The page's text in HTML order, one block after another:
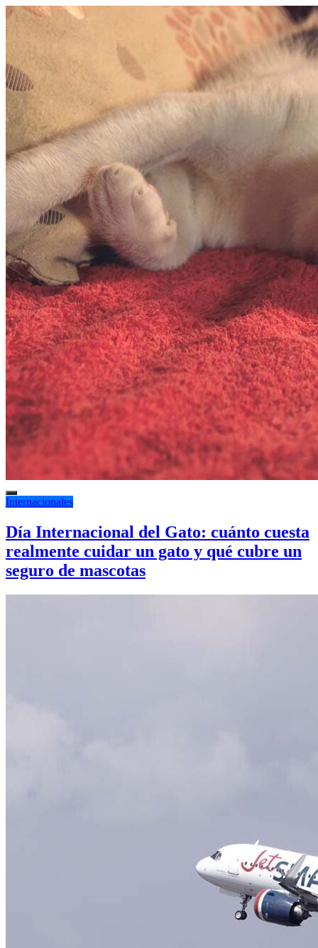
Internacionales
Día Internacional del Gato: cuánto cuesta
realmente cuidar un gato y qué cubre un
seguro de mascotas